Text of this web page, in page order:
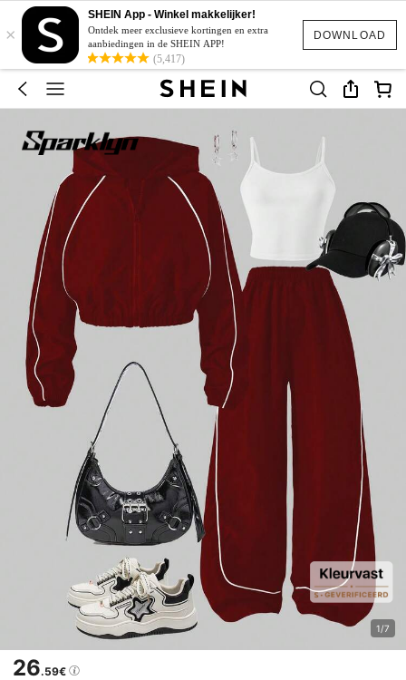
DOWNLOAD
×
SHEIN App - Winkel makkelijker!
Ontdek meer exclusieve kortingen en extra
aanbiedingen in de SHEIN APP!
(5,417)
1/7
26.59€